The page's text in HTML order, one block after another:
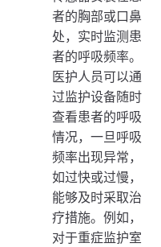
者的胸部或口鼻
处，实时监测患
者的呼吸频率。
医护人员可以通
过监护设备随时
查看患者的呼吸
情况，一旦呼吸
频率出现异常，
如过快或过慢，
能够及时采取治
疗措施。例如，
对于重症监护室